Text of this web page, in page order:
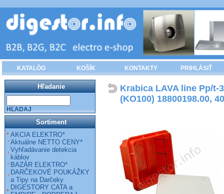
KATALÓG KOŠÍK KONTAKTY PRIHLÁSIŤ
Krabica LAVA line Pp/t-
(KO100) 18800198.00,
Hľadanie
HĽADAJ
Sortiment
AKCIA ELEKTRO*
Aktuálne NETTO CENY*
Vyhľadávanie detekcia
káblov
BAZÁR ELEKTRO*
DARČEKOVÉ POUKÁŽKY
a Tipy na Darčeky
DIGESTORY CATA a